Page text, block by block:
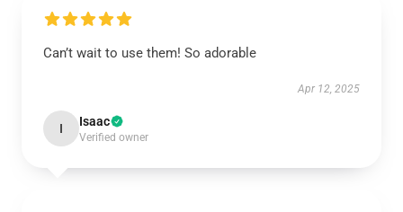
Can’t wait to use them! So adorable
Apr 12, 2025
I Isaac
Verified owner